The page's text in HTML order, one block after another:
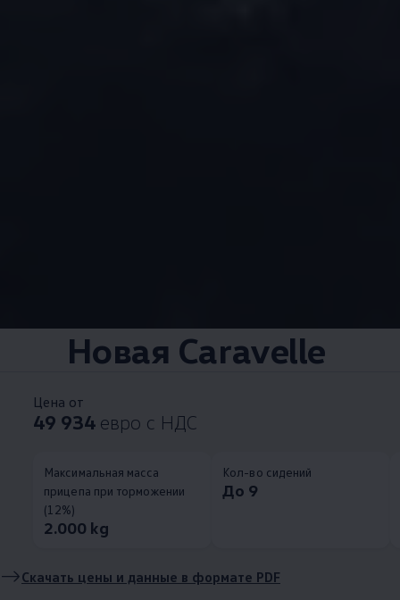
Новая Caravelle
Цена от
49 934 евро с НДС
Максимальная масса
прицепа при торможении
(12%)
2.000 kg
Кол-во сидений
До 9
Скачать цены и данные в формате PDF